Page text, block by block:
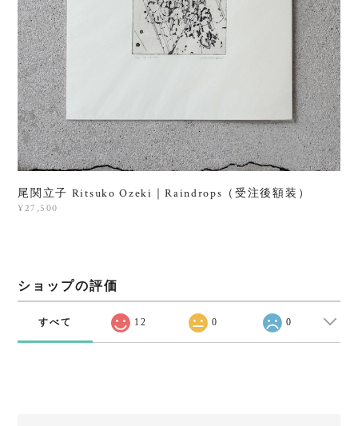
尾関立子 Ritsuko Ozeki｜Raindrops（受注後額装）
¥27,500
ショップの評価
すべて 12 0 0